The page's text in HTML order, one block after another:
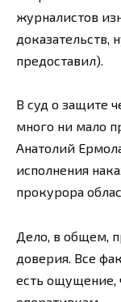
журналистов
доказательств,
предоставил).
В суд о защите
много ни мало
Анатолий
исполнения
прокурора
Дело, в общем,
доверия. Все
есть ощущение,